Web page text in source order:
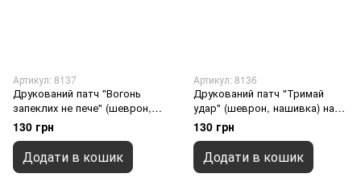
Артикул: 8137
Друкований патч "Вогонь
запеклих не пече" (шеврон,
нашивка) на липучці, 100 х 30
мм
130 грн
Додати в кошик
Артикул: 8136
Друкований патч "Тримай
удар" (шеврон, нашивка) на
липучці, 100 х 70 мм
130 грн
Додати в кошик